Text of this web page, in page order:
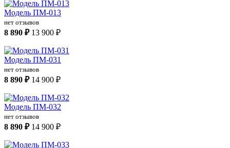
Модель ПМ-013
нет отзывов
8 890 ₽ 13 900 ₽
Модель ПМ-031
нет отзывов
8 890 ₽ 14 900 ₽
Модель ПМ-032
нет отзывов
8 890 ₽ 14 900 ₽